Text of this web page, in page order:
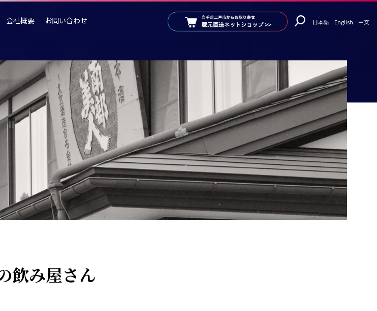
会社概要 お問い合わせ 日本語 English 中文
飲み屋さん